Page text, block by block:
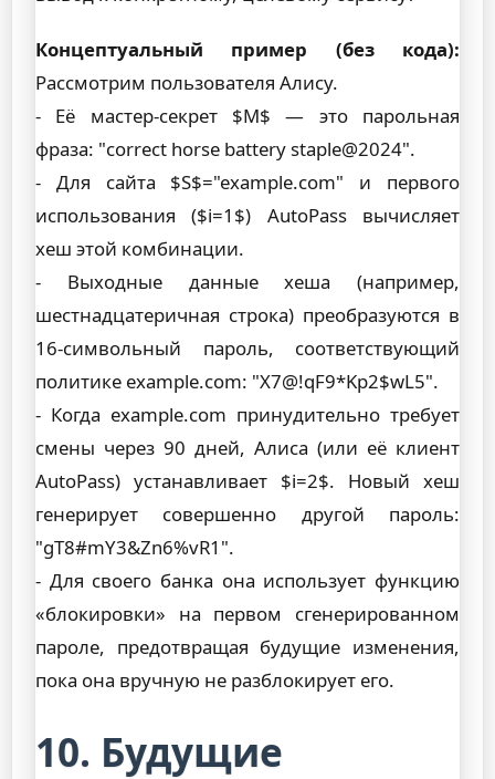
Концептуальный пример (без кода):
Рассмотрим пользователя Алису.
- Её мастер-секрет $M$ — это парольная
фраза: "correct horse battery staple@2024".
- Для сайта $S$="example.com" и первого
использования ($i=1$) AutoPass вычисляет
хеш этой комбинации.
- Выходные данные хеша (например,
шестнадцатеричная строка) преобразуются в
16-символьный пароль, соответствующий
политике example.com: "X7@!qF9*Kp2$wL5".
- Когда example.com принудительно требует
смены через 90 дней, Алиса (или её клиент
AutoPass) устанавливает $i=2$. Новый хеш
генерирует совершенно другой пароль:
"gT8#mY3&Zn6%vR1".
- Для своего банка она использует функцию
«блокировки» на первом сгенерированном
пароле, предотвращая будущие изменения,
пока она вручную не разблокирует его.
10. Будущие